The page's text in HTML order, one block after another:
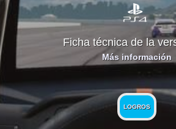
Ficha técnica de la
Más información
LOGROS